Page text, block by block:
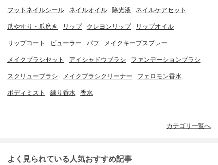
フットネイルシール ネイルオイル 除光液 ネイルケアセット
爪やすり・爪磨き リップ クレヨンリップ リップオイル
リップコート ビューラー パフ メイクキープスプレー
メイクブラシセット アイシャドウブラシ ファンデーションブラシ
スクリューブラシ メイクブラシクリーナー フェロモン香水
ボディミスト 練り香水 香水
カテゴリ一覧へ
よく見られている人気おすすめ記事